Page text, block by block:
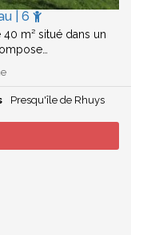
| 6
m² situé dans un
Presqu'île de Rhuys